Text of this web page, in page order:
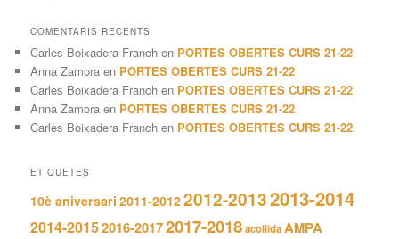
COMENTARIS RECENTS
Carles Boixadera Franch en PORTES OBERTES CURS 21-22
Anna Zamora en PORTES OBERTES CURS 21-22
Carles Boixadera Franch en PORTES OBERTES CURS 21-22
Anna Zamora en PORTES OBERTES CURS 21-22
Carles Boixadera Franch en PORTES OBERTES CURS 21-22
ETIQUETES
10è aniversari 2011-20122012-20132013-2014
2014-20152016-20172017-2018acollidaAMPA